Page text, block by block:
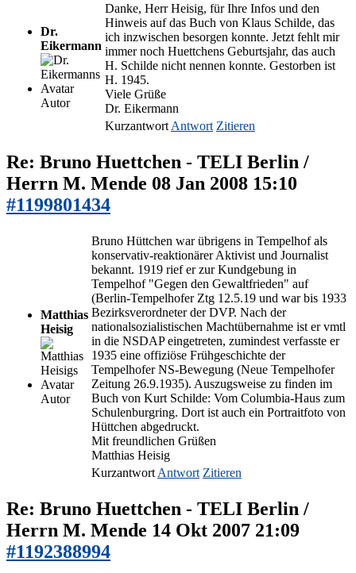
Dr.
Eikermann
Autor
Danke, Herr Heisig, für Ihre Infos und den
Hinweis auf das Buch von Klaus Schilde, das
ich inzwischen besorgen konnte. Jetzt fehlt mir
immer noch Huettchens Geburtsjahr, das auch
H. Schilde nicht nennen konnte. Gestorben ist
H. 1945.
Viele Grüße
Dr. Eikermann
Kurzantwort Antwort Zitieren
Re: Bruno Huettchen - TELI Berlin /
Herrn M. Mende 08 Jan 2008 15:10
#1199801434
Matthias
Heisig
Autor
Bruno Hüttchen war übrigens in Tempelhof als
konservativ-reaktionärer Aktivist und Journalist
bekannt. 1919 rief er zur Kundgebung in
Tempelhof "Gegen den Gewaltfrieden" auf
(Berlin-Tempelhofer Ztg 12.5.19 und war bis 1933
Bezirksverordneter der DVP. Nach der
nationalsozialistischen Machtübernahme ist er vmtl
in die NSDAP eingetreten, zumindest verfasste er
1935 eine offiziöse Frühgeschichte der
Tempelhofer NS-Bewegung (Neue Tempelhofer
Zeitung 26.9.1935). Auszugsweise zu finden im
Buch von Kurt Schilde: Vom Columbia-Haus zum
Schulenburgring. Dort ist auch ein Portraitfoto von
Hüttchen abgedruckt.
Mit freundlichen Grüßen
Matthias Heisig
Kurzantwort Antwort Zitieren
Re: Bruno Huettchen - TELI Berlin /
Herrn M. Mende 14 Okt 2007 21:09
#1192388994